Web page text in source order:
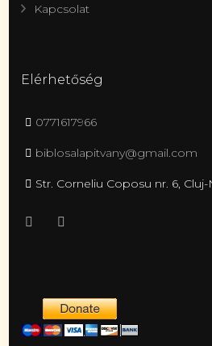
Kapcsolat
Elérhetőség
0771617966
biblosalapitvany@gmail.com
Str. Corneliu Coposu nr. 6,